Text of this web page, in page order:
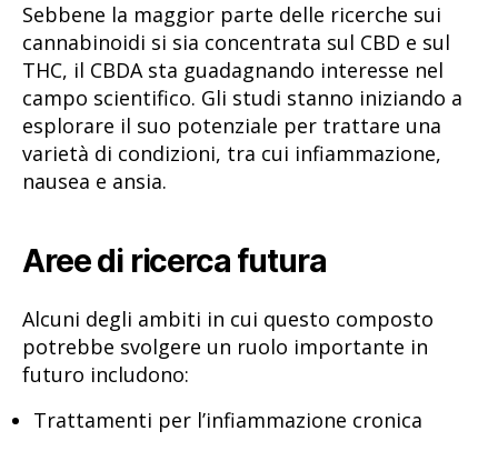
Sebbene la maggior parte delle ricerche sui
cannabinoidi si sia concentrata sul CBD e sul
THC, il CBDA sta guadagnando interesse nel
campo scientifico. Gli studi stanno iniziando a
esplorare il suo potenziale per trattare una
varietà di condizioni, tra cui infiammazione,
nausea e ansia.
Aree di ricerca futura
Alcuni degli ambiti in cui questo composto
potrebbe svolgere un ruolo importante in
futuro includono:
Trattamenti per l’infiammazione cronica